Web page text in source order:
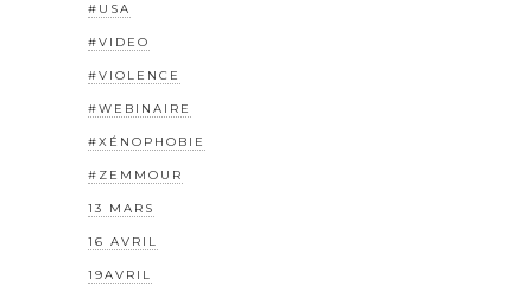
#USA
#VIDEO
#VIOLENCE
#WEBINAIRE
#XÉNOPHOBIE
#ZEMMOUR
13 MARS
16 AVRIL
19AVRIL